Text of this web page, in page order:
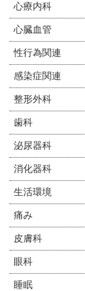
心療内科
心臓血管
性行為関連
感染症関連
整形外科
歯科
泌尿器科
消化器科
生活環境
痛み
皮膚科
眼科
睡眠